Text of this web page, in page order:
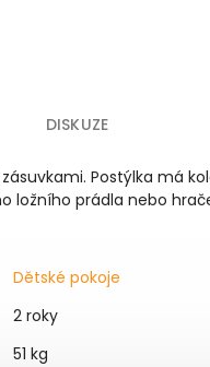
DISKUZE
zásuvkami. Postýlka má
ložního prádla nebo
Dětské pokoje
2 roky
51 kg